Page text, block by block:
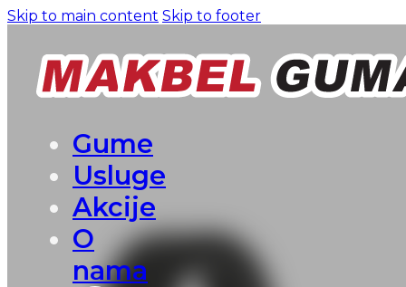
Skip to main content Skip to footer
Gume
Usluge
Akcije
O
nama